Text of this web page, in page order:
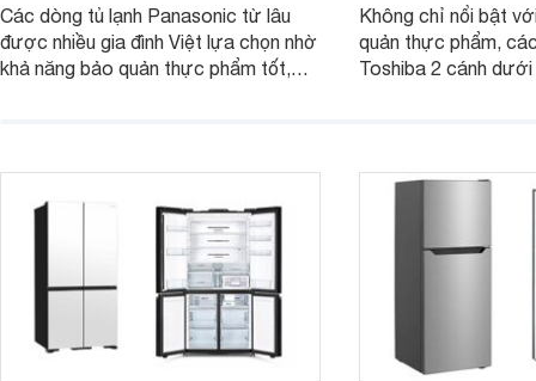
Các dòng tủ lạnh Panasonic từ lâu
được nhiều gia đình Việt lựa chọn nhờ
khả năng bảo quản thực phẩm tốt,
phân khúc khiến không ít người dùng
phải cân nhắc. Trên thị trường hiện
Không chỉ nổi bật
quản thực phẩm,
Toshiba 2 cánh